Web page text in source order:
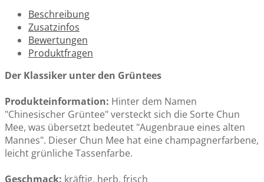
Beschreibung
Zusatzinfos
Bewertungen
Produktfragen
Der Klassiker unter den Grüntees
Produkteinformation: Hinter dem Namen
"Chinesischer Grüntee" versteckt sich die Sorte Chun
Mee, was übersetzt bedeutet "Augenbraue eines alten
Mannes". Dieser Chun Mee hat eine champagnerfarbene,
leicht grünliche Tassenfarbe.
Geschmack: kräftig, herb, frisch